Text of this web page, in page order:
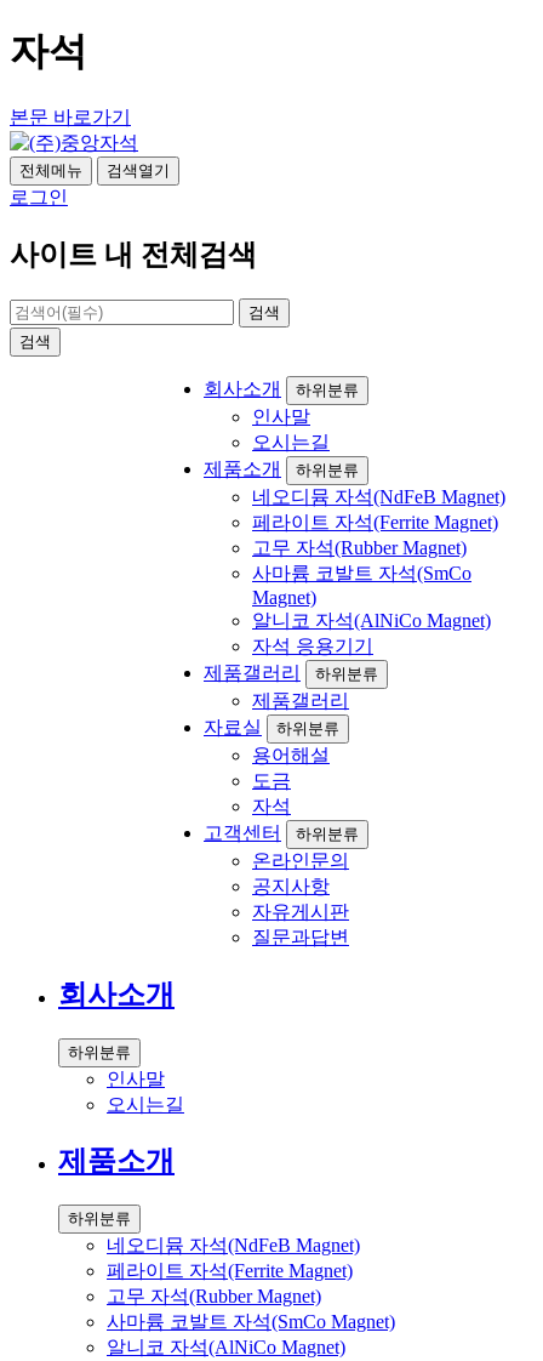
자석
본문 바로가기
전체메뉴 검색열기
로그인
사이트 내 전체검색
검색
검색
회사소개 하위분류
인사말
오시는길
제품소개
하위분류
네오디뮴 자석(NdFeB Magnet)
페라이트 자석(Ferrite Magnet)
고무 자석(Rubber Magnet)
사마륨 코발트 자석(SmCo
Magnet)
알니코 자석(AlNiCo Magnet)
자석 응용기기
제품갤러리
하위분류
제품갤러리
자료실
하위분류
용어해설
도금
자석
고객센터
하위분류
온라인문의
공지사항
자유게시판
질문과답변
회사소개
하위분류
인사말
오시는길
제품소개
하위분류
네오디뮴 자석(NdFeB Magnet)
페라이트 자석(Ferrite Magnet)
고무 자석(Rubber Magnet)
사마륨 코발트 자석(SmCo Magnet)
알니코 자석(AlNiCo Magnet)